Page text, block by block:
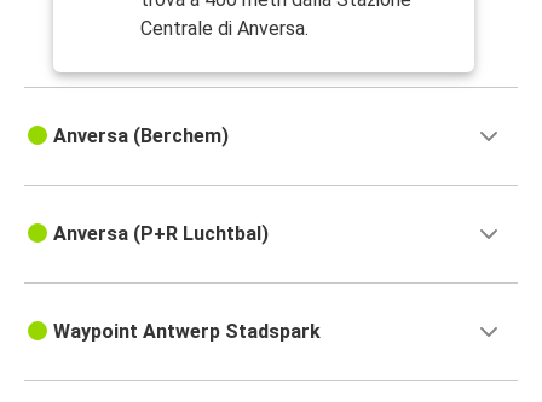
Centrale di Anversa.
Anversa (Berchem)
Anversa (P+R Luchtbal)
Waypoint Antwerp Stadspark